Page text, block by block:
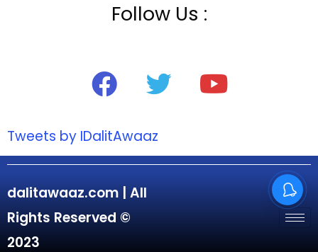
Follow Us :
Tweets by IDalitAwaaz
dalitawaaz.com | All
Rights Reserved ©
2023